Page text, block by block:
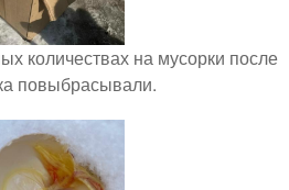
количествах на мусорки после
повыбрасывали.